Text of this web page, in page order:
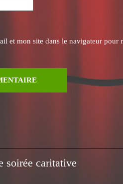
et mon site dans le navigateur pour
soirée caritative